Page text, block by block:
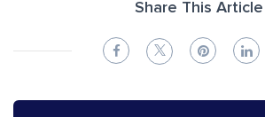
Share This Article